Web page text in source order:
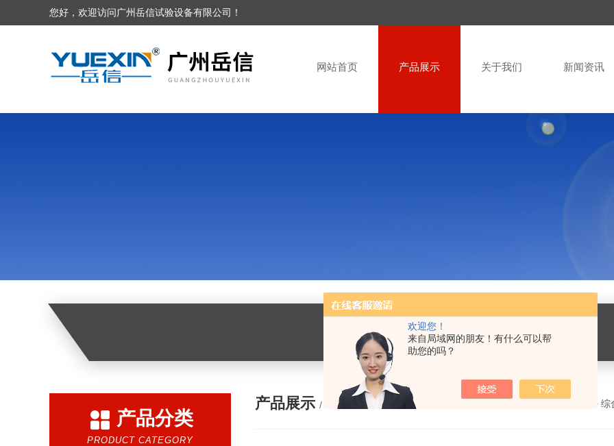
欢迎您！
来自局域网的朋友！有什么可以帮
助您的吗？
您好，欢迎访问广州岳信试验设备有限公司！
网站首页 产品展示 关于我们 新闻资讯
产品分类
PRODUCT CATEGORY
产品展示 / PRODUCTS > 综